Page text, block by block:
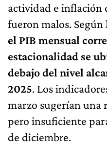
actividad e
fueron malos.
el PIB mensual
estacionalidad se
debajo del nivel
2025. Los
marzo sugerían una
pero insuficiente
de diciembre.